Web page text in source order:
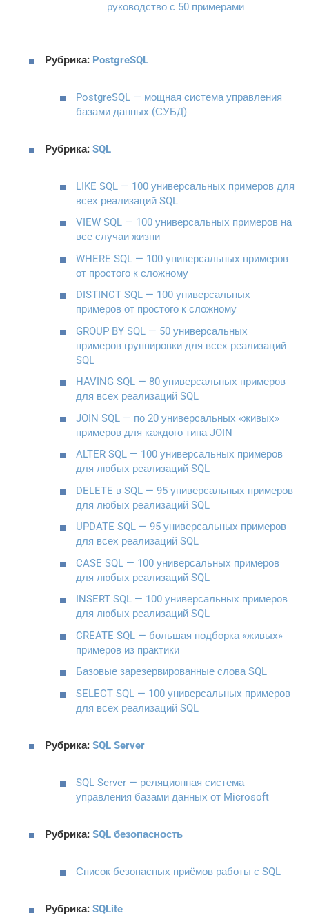
руководство с 50 примерами
Рубрика: PostgreSQL
PostgreSQL — мощная система управления
базами данных (СУБД)
Рубрика: SQL
LIKE SQL — 100 универсальных примеров для
всех реализаций SQL
VIEW SQL — 100 универсальных примеров на
все случаи жизни
WHERE SQL — 100 универсальных примеров
от простого к сложному
DISTINCT SQL — 100 универсальных
примеров от простого к сложному
GROUP BY SQL — 50 универсальных
примеров группировки для всех реализаций
SQL
HAVING SQL — 80 универсальных примеров
для всех реализаций SQL
JOIN SQL — по 20 универсальных «живых»
примеров для каждого типа JOIN
ALTER SQL — 100 универсальных примеров
для любых реализаций SQL
DELETE в SQL — 95 универсальных примеров
для любых реализаций SQL
UPDATE SQL — 95 универсальных примеров
для всех реализаций SQL
CASE SQL — 100 универсальных примеров
для любых реализаций SQL
INSERT SQL — 100 универсальных примеров
для любых реализаций SQL
CREATE SQL — большая подборка «живых»
примеров из практики
Базовые зарезервированные слова SQL
SELECT SQL — 100 универсальных примеров
для всех реализаций SQL
Рубрика: SQL Server
SQL Server — реляционная система
управления базами данных от Microsoft
Рубрика: SQL безопасность
Список безопасных приёмов работы с SQL
Рубрика: SQLite